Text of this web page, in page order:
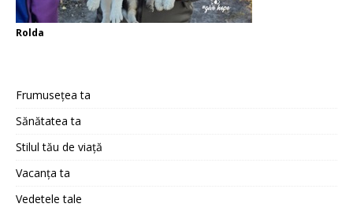
Rolda
Frumusețea ta
Sănătatea ta
Stilul tău de viață
Vacanța ta
Vedetele tale